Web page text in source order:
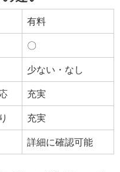
有料
〇
少ない・なし
充実
充実
詳細に確認可能